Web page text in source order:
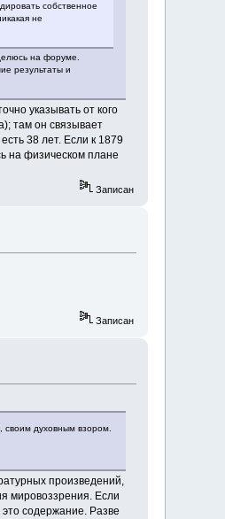
собственное
не
на форуме.
результаты и
указывать от кого
там он связывает
38 лет. Если к 1879
на физическом плане
Записан
Записан
своим духовным взором.
произведений,
мировоззрения. Если
содержание. Разве